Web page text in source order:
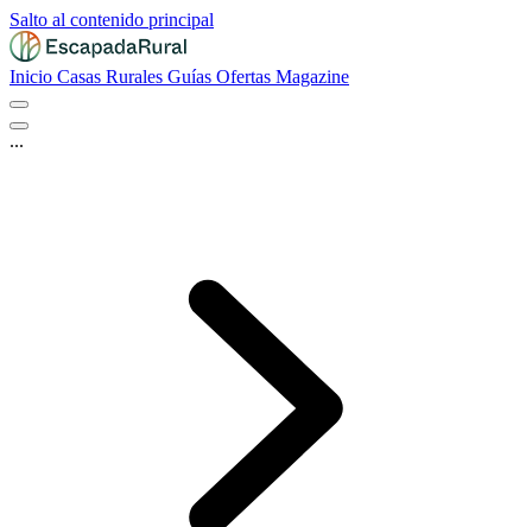
Salto al contenido principal
Inicio Casas Rurales Guías Ofertas Magazine
...